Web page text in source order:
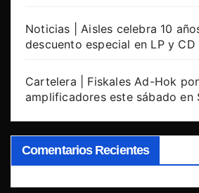
Noticias | Aisles celebra 10
descuento especial en LP y CD
Cartelera | Fiskales Ad-Hok
amplificadores este sábado en
Comentarios Recientes